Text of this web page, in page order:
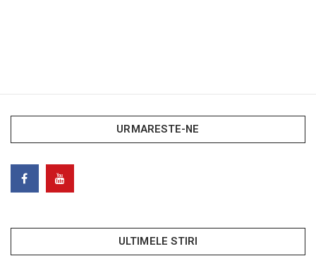
URMARESTE-NE
ULTIMELE STIRI